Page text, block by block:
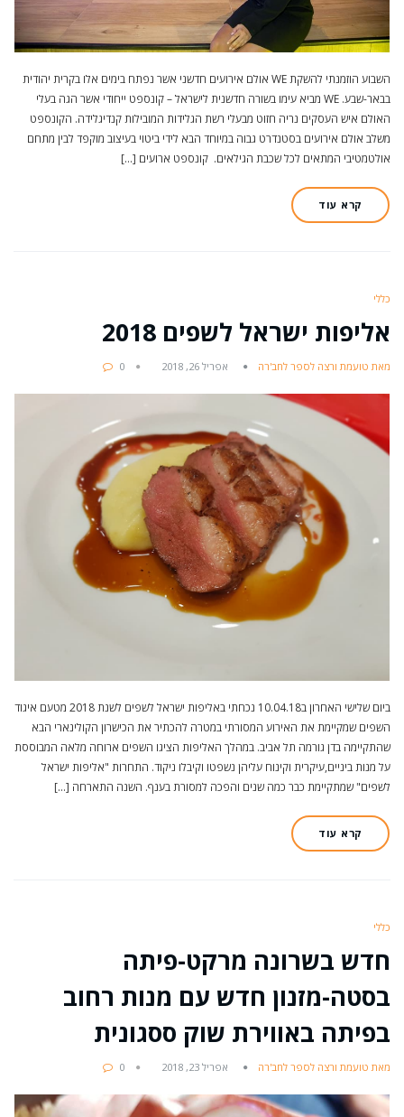
השבוע הוזמנתי להשקת WE אולם אירועים חדשני אשר נפתח בימים אלו בקרית יהודית
בבאר-שבע. WE מביא עימו בשורה חדשנית לישראל – קונספט ייחודי אשר הגה בעלי
האולם איש העסקים נריה חזוט מבעלי רשת הגלידות המובילות קנדיגלידה. הקונספט
משלב אולם אירועים בסטנדרט גבוה במיוחד הבא לידי ביטוי בעיצוב מוקפד לבין מתחם
אולטמטיבי המתאים לכל שכבת הגילאים. קונספט ארועים […]
קרא עוד
כללי
אליפות ישראל לשפים 2018
מאת טועמת ורצה לספר לחב'רה אפריל 26, 2018 0
ביום שלישי האחרון ב10.04.18 נכחתי באליפות ישראל לשפים לשנת 2018 מטעם איגוד
השפים שמקיימת את האירוע המסורתי במטרה להכתיר את הכישרון הקולינארי הבא
שהתקיימה בדן גורמה תל אביב. במהלך האליפות הציגו השפים ארוחה מלאה המבוססת
על מנות ביניים,עיקרית וקינוח עליהן נשפטו וקיבלו ניקוד. התחרות "אליפות ישראל
לשפים" שמתקיימת כבר כמה שנים והפכה למסורת בענף. השנה התארחה […]
קרא עוד
כללי
חדש בשרונה מרקט-פיתה
בסטה-מזנון חדש עם מנות רחוב
בפיתה באווירת שוק ססגונית
מאת טועמת ורצה לספר לחב'רה אפריל 23, 2018 0